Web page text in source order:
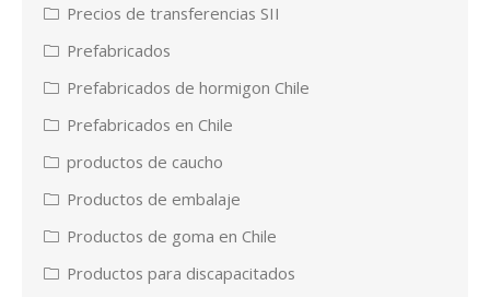
Precios de transferencias SII
Prefabricados
Prefabricados de hormigon Chile
Prefabricados en Chile
productos de caucho
Productos de embalaje
Productos de goma en Chile
Productos para discapacitados